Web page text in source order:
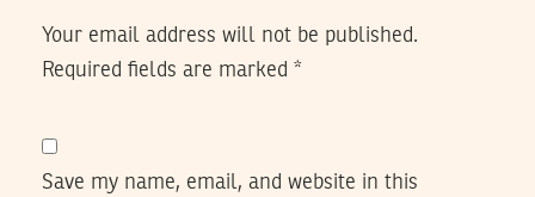
Your email address will not be published.
Required fields are marked *
Save my name, email, and website in this